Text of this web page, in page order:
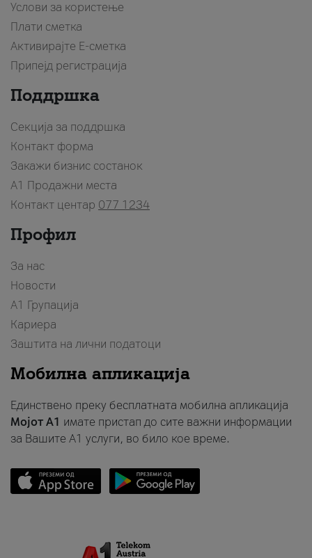
Услови за користење
Плати сметка
Активирајте Е-сметка
Припејд регистрација
Поддршка
Секција за поддршка
Контакт форма
Закажи бизнис состанок
A1 Продажни места
Контакт центар 077 1234
Профил
За нас
Новости
А1 Групација
Кариера
Заштита на лични податоци
Мобилна апликација
Единствено преку бесплатната мобилна апликација
Мојот A1 имате пристап до сите важни информации
за Вашите A1 услуги, во било кое време.